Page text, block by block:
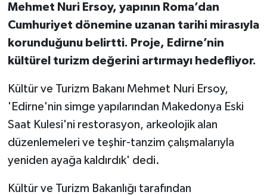
Mehmet Nuri Ersoy, yapının Roma’dan
Cumhuriyet dönemine uzanan tarihi mirasıyla
korunduğunu belirtti. Proje, Edirne’nin
kültürel turizm değerini artırmayı hedefliyor.
Kültür ve Turizm Bakanı Mehmet Nuri Ersoy,
'Edirne'nin simge yapılarından Makedonya Eski
Saat Kulesi'ni restorasyon, arkeolojik alan
düzenlemeleri ve teşhir-tanzim çalışmalarıyla
yeniden ayağa kaldırdık' dedi.
Kültür ve Turizm Bakanlığı tarafından